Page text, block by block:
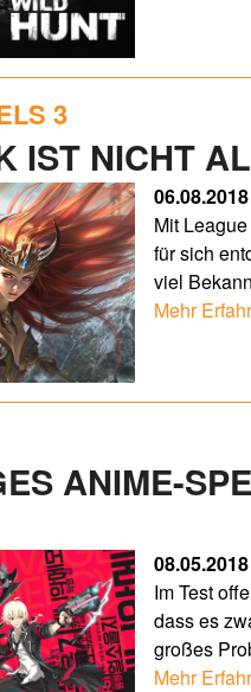
3
IST NICHT
Mit
für sich
viel
Mehr
ANIME-
Im Test
dass es
großes
Mehr